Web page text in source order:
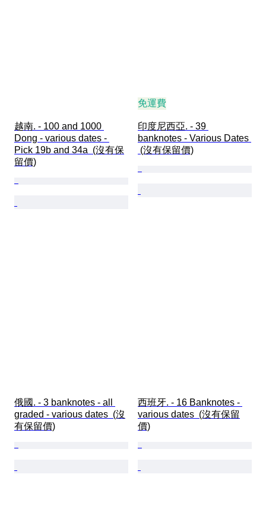
越南. - 100 and 1000
Dong - various dates -
Pick 19b and 34a  (沒有保
留價)
免運費
印度尼西亞. - 39
banknotes - Various Dates
(沒有保留價)
俄國. - 3 banknotes - all
graded - various dates  (沒
有保留價)
西班牙. - 16 Banknotes -
various dates  (沒有保留
價)